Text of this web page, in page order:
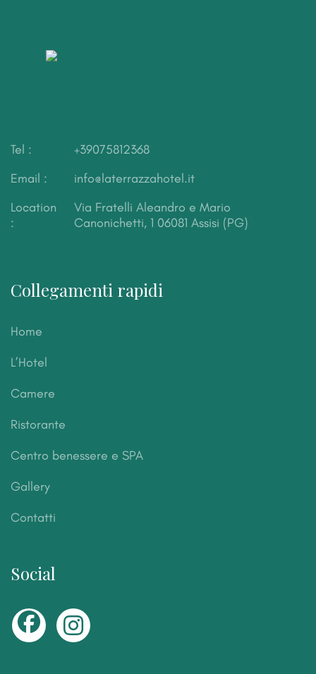
Tel :
+39075812368
Email :
info@laterrazzahotel.it
Location
:
Via Fratelli Aleandro e Mario
Canonichetti, 1 06081 Assisi (PG)
Collegamenti rapidi
Home
L’Hotel
Camere
Ristorante
Centro benessere e SPA
Gallery
Contatti
Social